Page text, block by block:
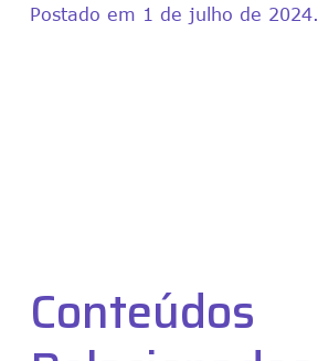
Postado em 1 de julho de 2024.
Conteúdos